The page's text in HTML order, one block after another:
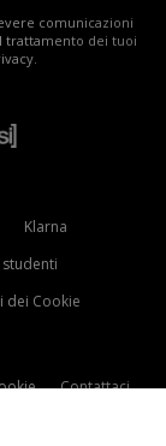
comunicazioni
trattamento dei tuoi
.
Klarna
dei Cookie
Contattaci